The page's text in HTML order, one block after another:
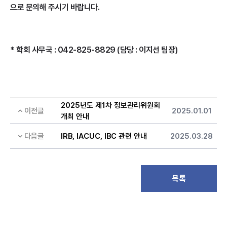
으로 문의해 주시기 바랍니다.
* 학회 사무국 : 042-825-8829 (담당 : 이지선 팀장)
이전글
2025년도 제1차 정보관리위원회
개최 안내
2025.01.01
다음글 IRB, IACUC, IBC 관련 안내 2025.03.28
목록